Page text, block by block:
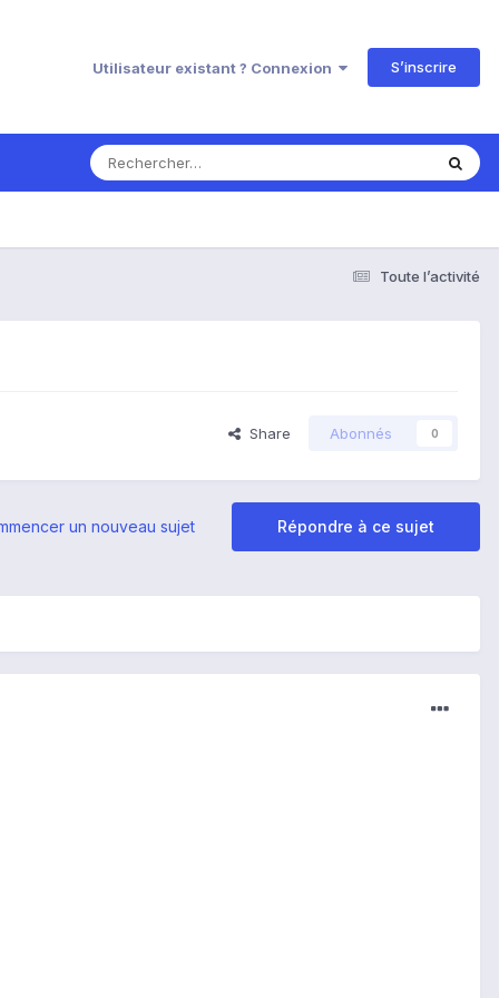
Utilisateur existant ? Connexion S’inscrire
Toute l’activité
Share Abonnés 0
Répondre à ce sujet
un nouveau sujet